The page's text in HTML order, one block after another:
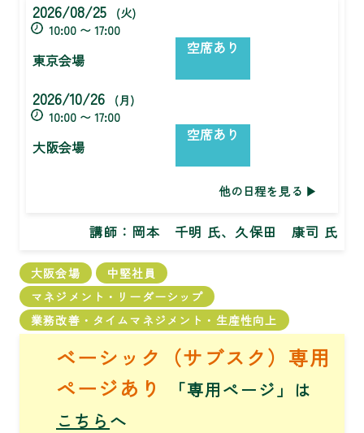
2026/08/25
(火)
10:00 〜 17:00
東京会場
空席あり
2026/10/26
(月)
10:00 〜 17:00
大阪会場
空席あり
他の日程を見る
講師： 岡本 千明 氏、久保田 康司 氏
大阪会場
中堅社員
マネジメント・リーダーシップ
業務改善・タイムマネジメント・生産性向上
ベーシック（サブスク）専用
ページあり
「専用ページ」は
こちら へ